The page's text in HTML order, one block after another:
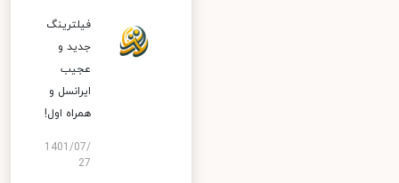
فیلترینگ
جدید و
عجیب
ایرانسل و
همراه اول!
1401/07/
27